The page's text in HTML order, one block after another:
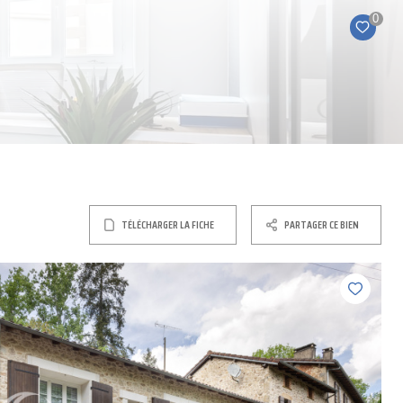
0
TÉLÉCHARGER LA FICHE PARTAGER CE BIEN